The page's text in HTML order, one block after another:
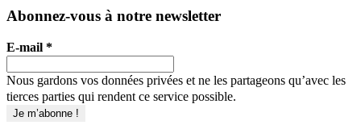
Abonnez-vous à notre newsletter
E-mail *
Nous gardons vos données privées et ne les partageons qu’avec les
tierces parties qui rendent ce service possible.